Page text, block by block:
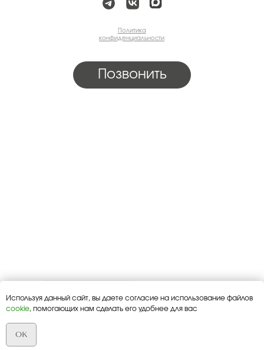
Позвонить
Политика
конфиденциальности
Используя данный сайт, вы даете согласие на использование файлов
cookie, помогающих нам сделать его удобнее для вас
OK